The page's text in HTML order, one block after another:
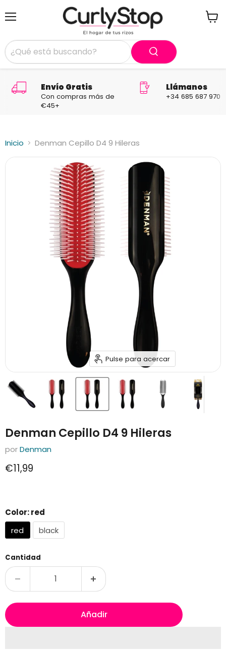
Envío Gratis
Con compras más de
€45+
Llámanos
+34 685 687 970
Inicio Denman Cepillo D4 9 Hileras
Pulse para acercar
Denman Cepillo D4 9 Hileras
porDenman
Precio actual
€11,99
Color:red
red
black
Cantidad
Añadir